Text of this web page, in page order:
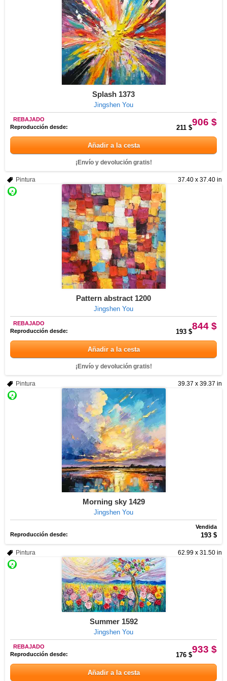
Splash 1373
Jingshen You
906 $
REBAJADO
Reproducción desde:
211 $
Añadir a la cesta
¡Envío y devolución gratis!
37.40 x 37.40 in
Pintura
Pattern abstract 1200
Jingshen You
844 $
REBAJADO
Reproducción desde:
193 $
Añadir a la cesta
¡Envío y devolución gratis!
39.37 x 39.37 in
Pintura
Morning sky 1429
Jingshen You
Vendida
Reproducción desde:
193 $
62.99 x 31.50 in
Pintura
Summer 1592
Jingshen You
933 $
REBAJADO
Reproducción desde:
176 $
Añadir a la cesta